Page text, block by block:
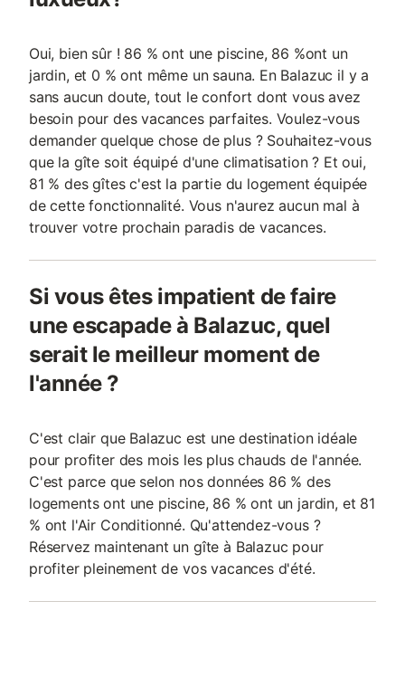
Oui, bien sûr ! 86 % ont une piscine, 86 %ont un
jardin, et 0 % ont même un sauna. En Balazuc il y a
sans aucun doute, tout le confort dont vous avez
besoin pour des vacances parfaites. Voulez-vous
demander quelque chose de plus ? Souhaitez-vous
que la gîte soit équipé d'une climatisation ? Et oui,
81 % des gîtes c'est la partie du logement équipée
de cette fonctionnalité. Vous n'aurez aucun mal à
trouver votre prochain paradis de vacances.
Si vous êtes impatient de faire
une escapade à Balazuc, quel
serait le meilleur moment de
l'année ?
C'est clair que Balazuc est une destination idéale
pour profiter des mois les plus chauds de l'année.
C'est parce que selon nos données 86 % des
logements ont une piscine, 86 % ont un jardin, et 81
% ont l'Air Conditionné. Qu'attendez-vous ?
Réservez maintenant un gîte à Balazuc pour
profiter pleinement de vos vacances d'été.